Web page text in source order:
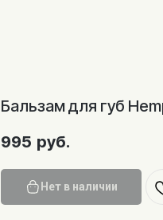
Бальзам для губ
995 руб.
Нет в наличии